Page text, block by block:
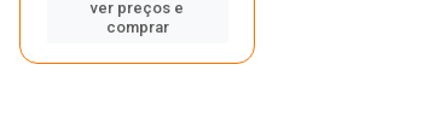
ver preços e
comprar